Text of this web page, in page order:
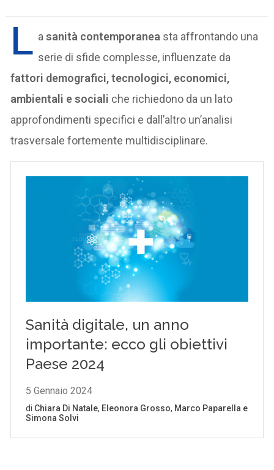
L asanità contemporanea sta affrontando una
serie di sfide complesse, influenzate da
fattori demografici, tecnologici, economici,
ambientali e sociali che richiedono da un lato
approfondimenti specifici e dall’altro un’analisi
trasversale fortemente multidisciplinare.